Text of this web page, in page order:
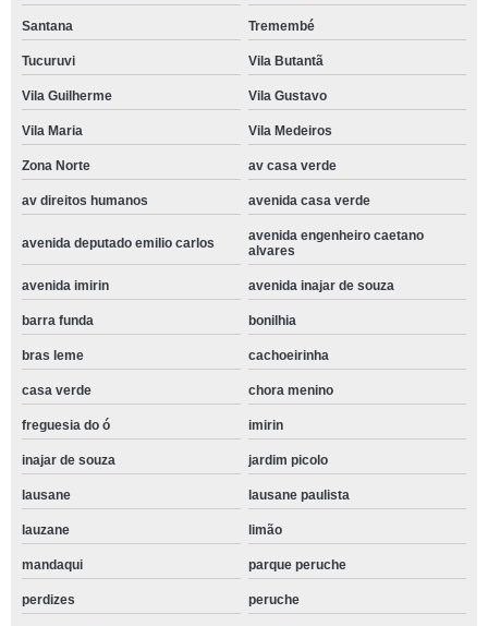
Santana Tremembé
Tucuruvi Vila Butantã
Vila Guilherme Vila Gustavo
Vila Maria Vila Medeiros
Zona Norte av casa verde
av direitos humanos avenida casa verde
avenida deputado emilio carlos
avenida engenheiro caetano
alvares
avenida imirin avenida inajar de souza
barra funda bonilhia
bras leme cachoeirinha
casa verde chora menino
freguesia do ó imirin
inajar de souza jardim picolo
lausane lausane paulista
lauzane limão
mandaqui parque peruche
perdizes peruche